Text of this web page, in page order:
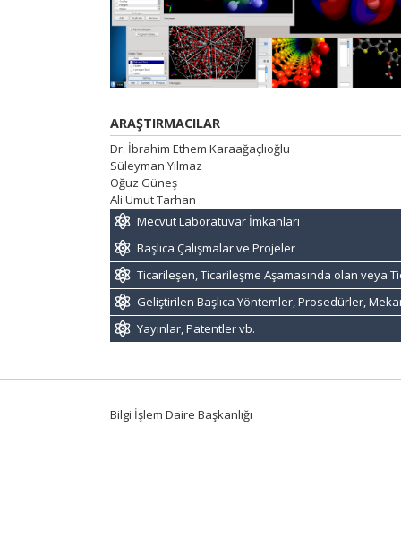
ARAŞTIRMACILAR
Dr. İbrahim Ethem Karaağaçlıoğlu
Süleyman Yılmaz
Oğuz Güneş
Ali Umut Tarhan
Mecvut Laboratuvar İmkanları
Başlıca Çalışmalar ve Projeler
Ticarileşen, Ticarileşme Aşamasında olan veya
Geliştirilen Başlıca Yöntemler, Prosedürler,
Yayınlar, Patentler vb.
Bilgi İşlem Daire Başkanlığı